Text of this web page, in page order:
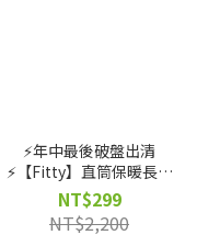
⚡️年中最後破盤出清
⚡️【Fitty】直筒保暖長褲
（純黑／深灰／深藍／暖
紫）（剩 XS, S, M, L, XL, 2XL
號）
NT$299
NT$2,200